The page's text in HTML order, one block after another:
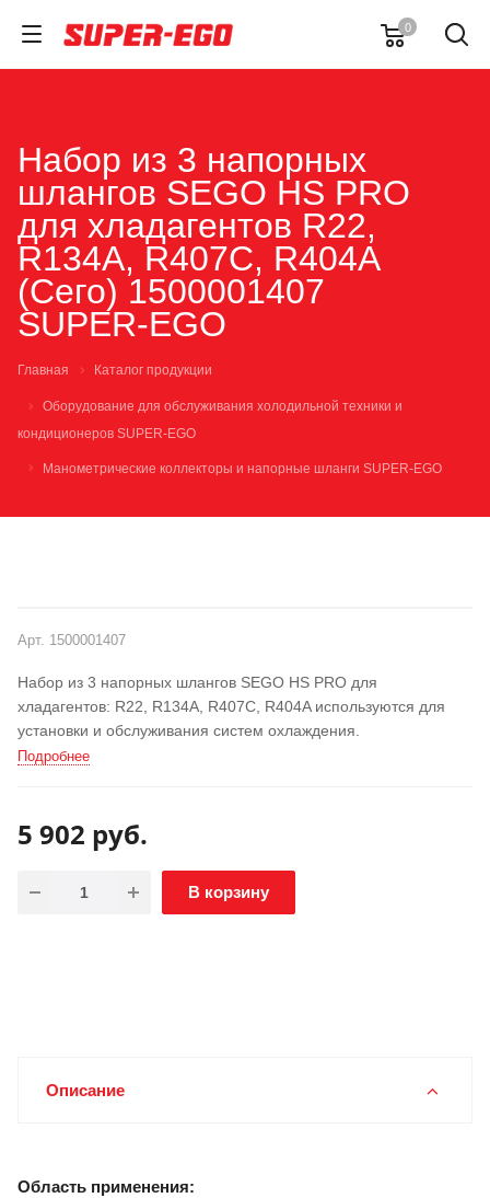
0
Набор из 3 напорных
шлангов SEGO HS PRO
для хладагентов R22,
R134A, R407C, R404A
(Сего) 1500001407
SUPER-EGO
Главная Каталог продукции
Оборудование для обслуживания холодильной техники и
кондиционеров SUPER-EGO
Манометрические коллекторы и напорные шланги SUPER-EGO
Арт. 1500001407
Набор из 3 напорных шлангов SEGO HS PRO для
хладагентов: R22, R134A, R407C, R404A используются для
установки и обслуживания систем охлаждения.
Подробнее
5 902 руб.
В корзину
Описание
Область применения: